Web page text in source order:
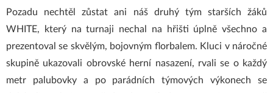
Pozadu nechtěl zůstat ani náš druhý tým starších žáků
WHITE, který na turnaji nechal na hřišti úplně všechno a
prezentoval se skvělým, bojovným florbalem. Kluci v náročné
skupině ukazovali obrovské herní nasazení, rvali se o každý
metr palubovky a po parádních týmových výkonech se